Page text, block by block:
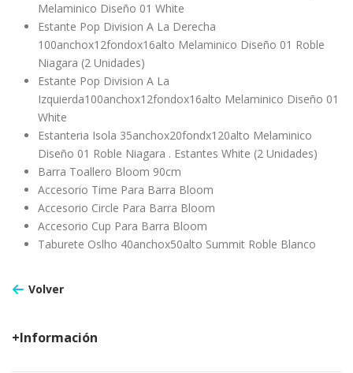
Melaminico Diseño 01 White
Estante Pop Division A La Derecha
100anchox12fondox16alto Melaminico Diseño 01 Roble
Niagara (2 Unidades)
Estante Pop Division A La
Izquierda100anchox12fondox16alto Melaminico Diseño 01
White
Estanteria Isola 35anchox20fondx120alto Melaminico
Diseño 01 Roble Niagara . Estantes White (2 Unidades)
Barra Toallero Bloom 90cm
Accesorio Time Para Barra Bloom
Accesorio Circle Para Barra Bloom
Accesorio Cup Para Barra Bloom
Taburete Oslho 40anchox50alto Summit Roble Blanco
Volver
+Información